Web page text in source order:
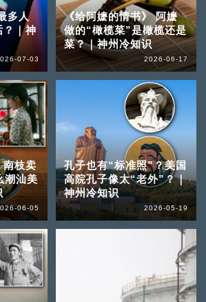
多人
？｜神
07-03
《给阿嬷的情书》 阿嬷
做的“橄榄菜”是橄榄还是
菜？｜神州冷知识
2026-06-17
南枝卖
潮汕美
06-05
孔子也有“标准照”？美国
高院孔子像太“老外”？｜
神州冷知识
2026-05-19